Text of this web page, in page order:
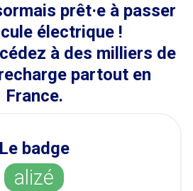
prêt·e à passer
électrique !
à des milliers de
partout en
France.
Le badge
alizé